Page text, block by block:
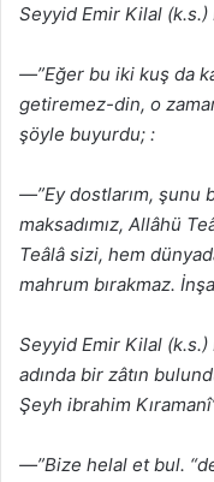
Seyyid Emir Kilal
—”Eğer bu iki kuş da
getiremez-din, o
şöyle buyurdu; :
—”Ey dostlarım, şunu
maksadımız, Allâhü
Teâlâ sizi, hem
mahrum bırakmaz.
Seyyid Emir Kilal
adında bir zâtın
Şeyh ibrahim
—”Bize helal et bul.